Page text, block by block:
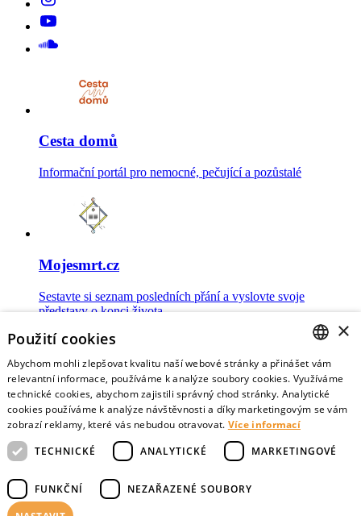
Cesta domů
Informační portál pro nemocné, pečující a pozůstalé
Mojesmrt.cz
Sestavte si seznam posledních přání a vyslovte svoje
představy o konci života
Data o umírání
Nejnovější data o postojích veřejnosti a zdravotníků k umírání
CZECH
ENGLISH
×
Použití cookies
Abychom mohli zlepšovat kvalitu naší webové stránky a přinášet vám
relevantní informace, používáme k analýze soubory cookies. Využíváme
technické cookies, abychom zajistili správný chod stránky. Analytické
cookies používáme k analýze návštěvnosti a díky marketingovým se vám
zobrazí reklamy, které vás nebudou otravovat. Více informací
TECHNICKÉ
ANALYTICKÉ MARKETINGOVÉ
FUNKČNÍ NEZAŘAZENÉ SOUBORY